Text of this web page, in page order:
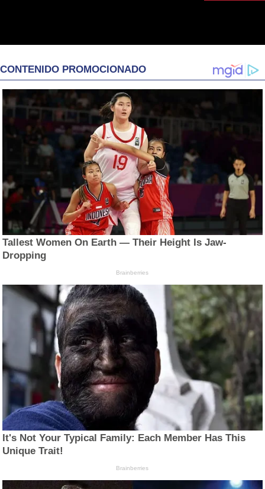
CONTENIDO PROMOCIONADO
Tallest Women On Earth — Their Height Is Jaw-
Dropping
Brainberries
It's Not Your Typical Family: Each Member Has This
Unique Trait!
Brainberries